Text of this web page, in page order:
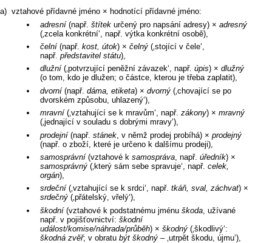
vztahové přídavné jméno × hodnotící přídavné jméno:
adresní(např. štítekurčený pro napsání adresy) × adresný
(‚zcela konkrétní‘, např. výtka konkrétní osobě),
čelní(např. kost, útok) × čelný(‚stojící v čele‘,
např. představitel státu),
dlužní(‚potvrzující peněžní závazek‘, např. úpis) × dlužný
(o tom, kdo je dlužen; o částce, kterou je třeba zaplatit),
dvorní(např. dáma, etiketa) × dvorný(‚chovající se po
dvorském způsobu, uhlazený‘),
mravní(‚vztahující se k mravům‘, např. zákony) × mravný
(‚jednající v souladu s dobrými mravy‘),
prodejní(např. stánek, v němž prodej probíhá) × prodejný
(např. o zboží, které je určeno k dalšímu prodeji),
samosprávní(vztahové k samospráva, např. úředník) ×
samosprávný(‚který sám sebe spravuje‘, např. celek,
orgán),
srdeční(‚vztahující se k srdci‘, např. tkáň, sval, záchvat) ×
srdečný(‚přátelský, vřelý‘),
škodní(vztahové k podstatnému jménu škoda, užívané
např. v pojišťovnictví: škodní
událost/komise/náhrada/průběh) × škodný(‚škodlivý‘:
škodná zvěř; v obratu být škodný–⁠⁠⁠ ‚utrpět škodu, újmu‘),